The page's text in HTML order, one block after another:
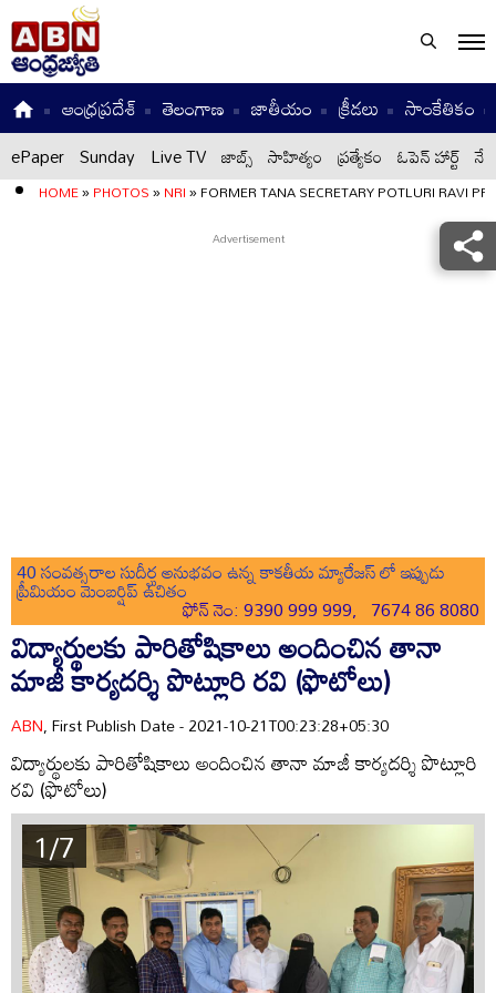
ఆంధ్రప్రదేశ్ తెలంగాణ జాతీయం క్రీడలు సాంకేతికం
ePaper Sunday Live TV జాబ్స్ సాహిత్యం ప్రత్యేకం ఓపెన్ హార్ట్
HOME»PHOTOS»NRI»FORMER TANA SECRETARY POTLURI RAVI
40 సంవత్సరాల సుదీర్ఘ అనుభవం ఉన్న కాకతీయ మ్యారేజస్ లో ఇప్పుడు
ప్రీమియం మెంబర్షిప్ ఉచితం
ఫోన్ నెం: 9390 999 999, 7674 86 8080
విద్యార్థులకు పారితోషికాలు అందించిన తానా
మాజీ కార్యదర్శి పొట్లూరి రవి (ఫొటోలు)
ABN, First Publish Date - 2021-10-21T00:23:28+05:30
విద్యార్థులకు పారితోషికాలు అందించిన తానా మాజీ కార్యదర్శి పొట్లూరి
రవి (ఫొటోలు)
1/7